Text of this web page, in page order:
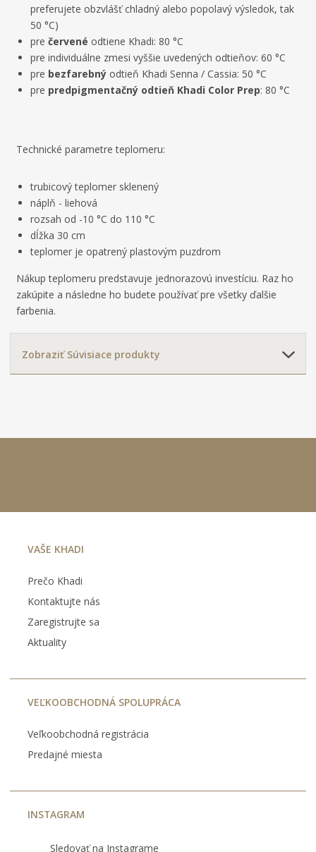
preferujete obzvlášť chladný alebo popolavý výsledok, tak
50 °C)
pre červené odtiene Khadi: 80 °C
pre individuálne zmesi vyššie uvedených odtieňov: 60 °C
pre bezfarebný odtieň Khadi Senna / Cassia: 50 °C
pre predpigmentačný odtieň Khadi Color Prep: 80 °C
Technické parametre teplomeru:
trubicový teplomer sklenený
náplň - liehová
rozsah od -10 °C do 110 °C
dĺžka 30 cm
teplomer je opatrený plastovým puzdrom
Nákup teplomeru predstavuje jednorazovú investíciu. Raz ho
zakúpite a následne ho budete používať pre všetky ďalšie
farbenia.
Zobraziť Súvisiace produkty
VAŠE KHADI
Prečo Khadi
Kontaktujte nás
Zaregistrujte sa
Aktuality
VEĽKOOBCHODNÁ SPOLUPRÁCA
Veľkoobchodná registrácia
Predajné miesta
INSTAGRAM
Sledovať na Instagrame